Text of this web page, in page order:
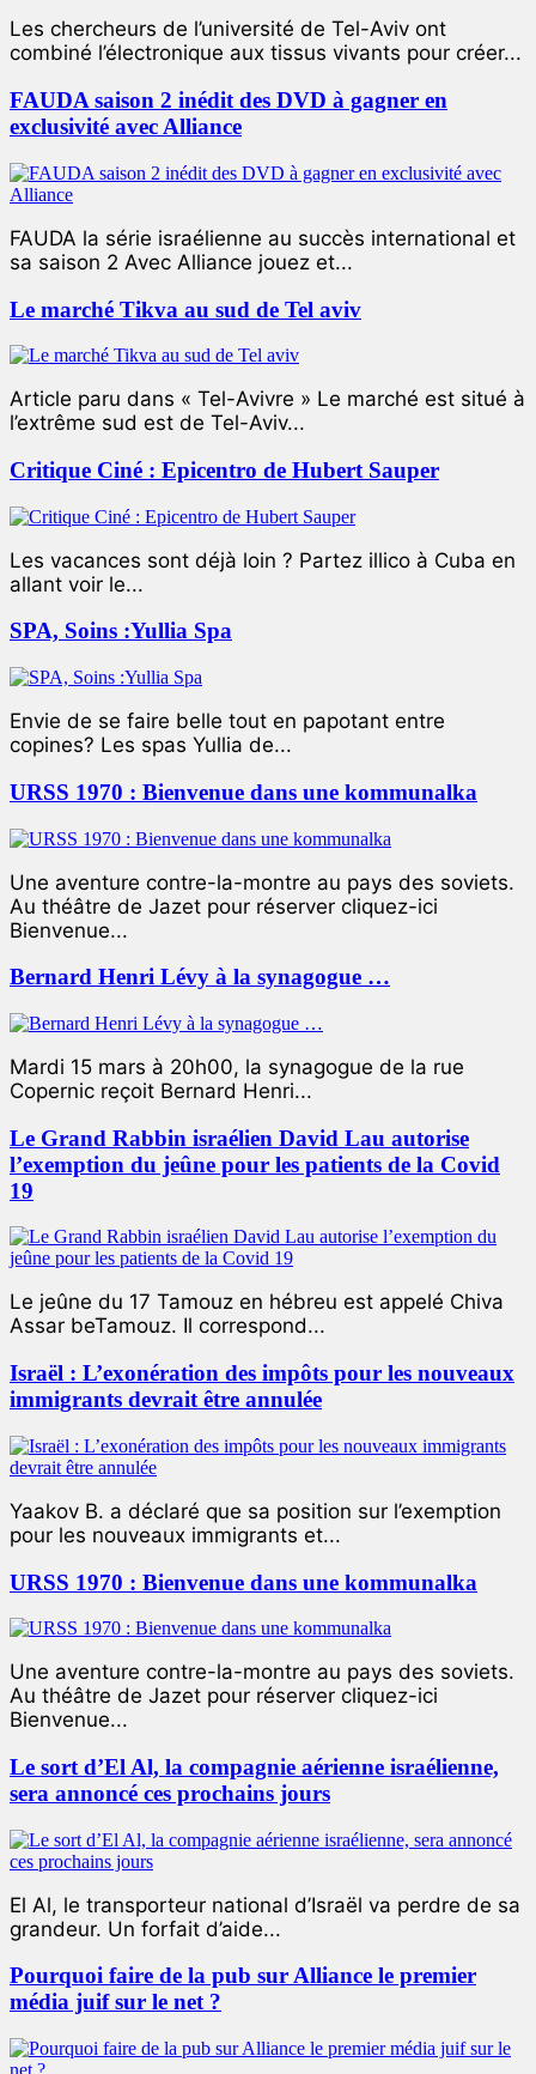
Les chercheurs de l’université de Tel-Aviv ont
combiné l’électronique aux tissus vivants pour créer...
FAUDA saison 2 inédit des DVD à gagner en
exclusivité avec Alliance
FAUDA la série israélienne au succès international et
sa saison 2 Avec Alliance jouez et...
Le marché Tikva au sud de Tel aviv
Article paru dans « Tel-Avivre » Le marché est situé à
l’extrême sud est de Tel-Aviv...
Critique Ciné : Epicentro de Hubert Sauper
Les vacances sont déjà loin ? Partez illico à Cuba en
allant voir le...
SPA, Soins :Yullia Spa
Envie de se faire belle tout en papotant entre
copines? Les spas Yullia de...
URSS 1970 : Bienvenue dans une kommunalka
Une aventure contre-la-montre au pays des soviets.
Au théâtre de Jazet pour réserver cliquez-ici
Bienvenue...
Bernard Henri Lévy à la synagogue …
Mardi 15 mars à 20h00, la synagogue de la rue
Copernic reçoit Bernard Henri...
Le Grand Rabbin israélien David Lau autorise
l’exemption du jeûne pour les patients de la Covid
19
Le jeûne du 17 Tamouz en hébreu est appelé Chiva
Assar beTamouz. Il correspond...
Israël : L’exonération des impôts pour les nouveaux
immigrants devrait être annulée
Yaakov B. a déclaré que sa position sur l’exemption
pour les nouveaux immigrants et...
URSS 1970 : Bienvenue dans une kommunalka
Une aventure contre-la-montre au pays des soviets.
Au théâtre de Jazet pour réserver cliquez-ici
Bienvenue...
Le sort d’El Al, la compagnie aérienne israélienne,
sera annoncé ces prochains jours
El Al, le transporteur national d’Israël va perdre de sa
grandeur. Un forfait d’aide...
Pourquoi faire de la pub sur Alliance le premier
média juif sur le net ?